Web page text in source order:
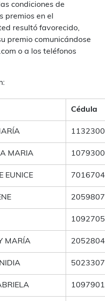
condiciones de
premios en el
resultó favorecido,
premio comunicándose
o a los teléfonos
Cédula
MARIA
EUNICE
MARÍA